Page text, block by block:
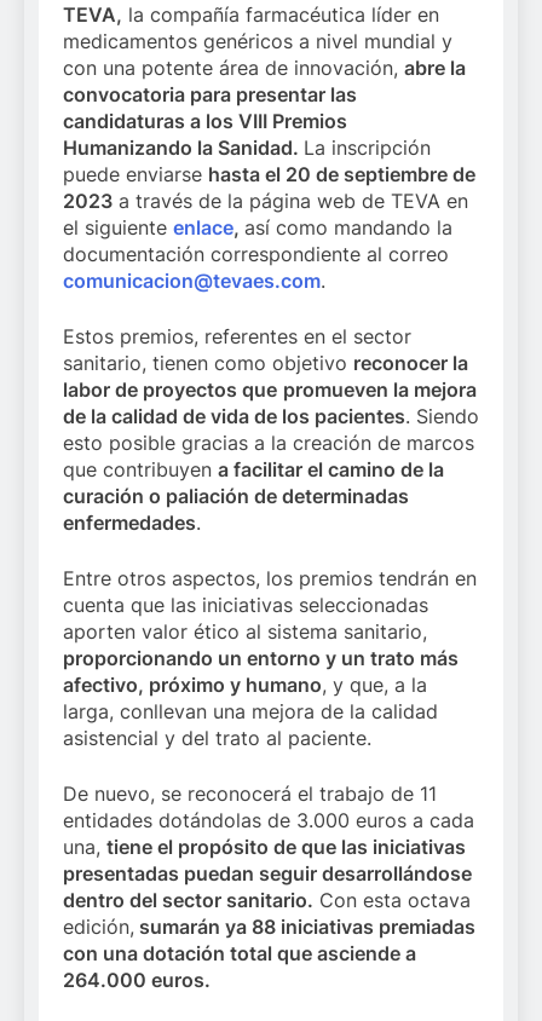
TEVA, la compañía farmacéutica líder en
medicamentos genéricos a nivel mundial y
con una potente área de innovación, abre la
convocatoria para presentar las
candidaturas a los VIII Premios
Humanizando la Sanidad. La inscripción
puede enviarse hasta el 20 de septiembre de
2023 a través de la página web de TEVA en
el siguiente enlace, así como mandando la
documentación correspondiente al correo
comunicacion@tevaes.com.
Estos premios, referentes en el sector
sanitario, tienen como objetivo reconocer la
labor de proyectos que promueven la mejora
de la calidad de vida de los pacientes. Siendo
esto posible gracias a la creación de marcos
que contribuyen a facilitar el camino de la
curación o paliación de determinadas
enfermedades.
Entre otros aspectos, los premios tendrán en
cuenta que las iniciativas seleccionadas
aporten valor ético al sistema sanitario,
proporcionando un entorno y un trato más
afectivo, próximo y humano, y que, a la
larga, conllevan una mejora de la calidad
asistencial y del trato al paciente.
De nuevo, se reconocerá el trabajo de 11
entidades dotándolas de 3.000 euros a cada
una, tiene el propósito de que las iniciativas
presentadas puedan seguir desarrollándose
dentro del sector sanitario. Con esta octava
edición, sumarán ya 88 iniciativas premiadas
con una dotación total que asciende a
264.000 euros.